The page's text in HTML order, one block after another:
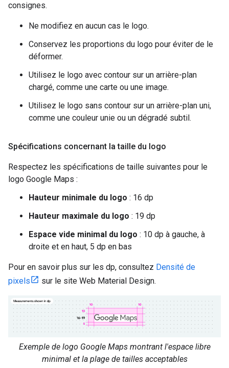
consignes.
Ne modifiez en aucun cas le logo.
Conservez les proportions du logo pour éviter de le
déformer.
Utilisez le logo avec contour sur un arrière-plan
chargé, comme une carte ou une image.
Utilisez le logo sans contour sur un arrière-plan uni,
comme une couleur unie ou un dégradé subtil.
Spécifications concernant la taille du logo
Respectez les spécifications de taille suivantes pour le
logo Google Maps :
Hauteur minimale du logo : 16 dp
Hauteur maximale du logo : 19 dp
Espace vide minimal du logo : 10 dp à gauche, à
droite et en haut, 5 dp en bas
Pour en savoir plus sur les dp, consultez Densité de
pixels
sur le site Web Material Design.
Exemple de logo Google Maps montrant l'espace libre
minimal et la plage de tailles acceptables